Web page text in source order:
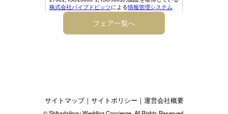
フェア一覧へ
サイトマップ｜ サイトポリシー ｜ 運営会社概要